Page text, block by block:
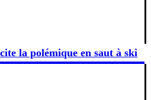
la polémique en saut à ski